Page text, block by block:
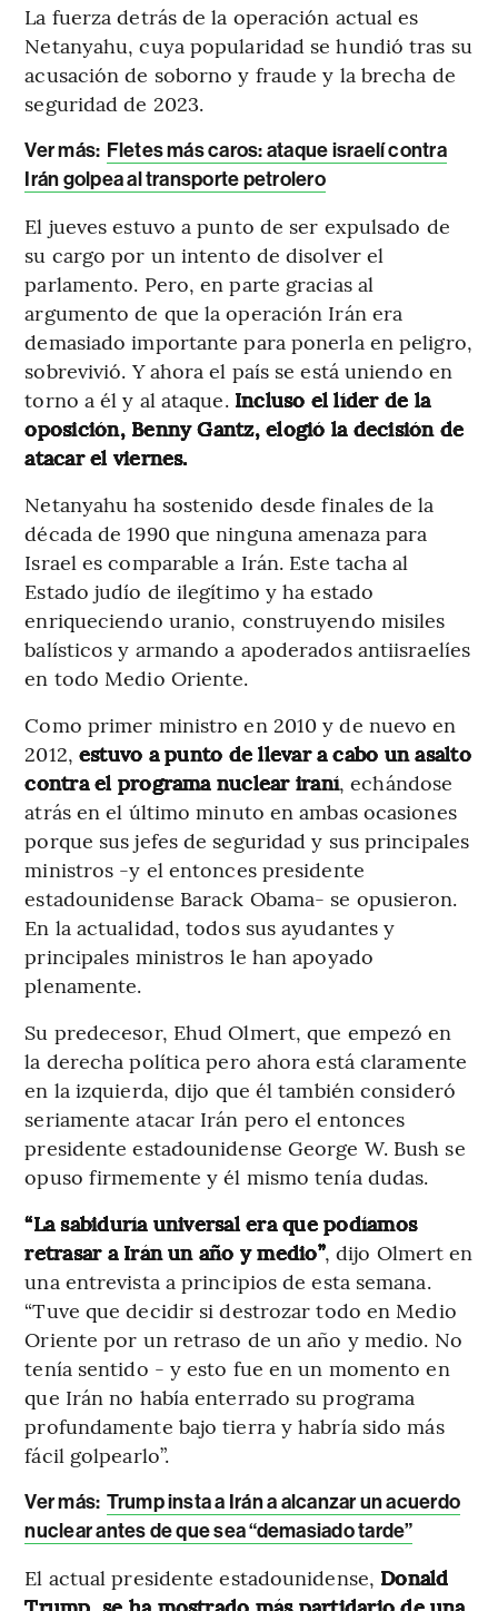
La fuerza detrás de la operación actual es
Netanyahu, cuya popularidad se hundió tras su
acusación de soborno y fraude y la brecha de
seguridad de 2023.
Ver más: Fletes más caros: ataque israelí contra
Irán golpea al transporte petrolero
El jueves estuvo a punto de ser expulsado de
su cargo por un intento de disolver el
parlamento. Pero, en parte gracias al
argumento de que la operación Irán era
demasiado importante para ponerla en peligro,
sobrevivió. Y ahora el país se está uniendo en
torno a él y al ataque. Incluso el líder de la
oposición, Benny Gantz, elogió la decisión de
atacar el viernes.
Netanyahu ha sostenido desde finales de la
década de 1990 que ninguna amenaza para
Israel es comparable a Irán. Este tacha al
Estado judío de ilegítimo y ha estado
enriqueciendo uranio, construyendo misiles
balísticos y armando a apoderados antiisraelíes
en todo Medio Oriente.
Como primer ministro en 2010 y de nuevo en
2012, estuvo a punto de llevar a cabo un asalto
contra el programa nuclear iraní, echándose
atrás en el último minuto en ambas ocasiones
porque sus jefes de seguridad y sus principales
ministros -y el entonces presidente
estadounidense Barack Obama- se opusieron.
En la actualidad, todos sus ayudantes y
principales ministros le han apoyado
plenamente.
Su predecesor, Ehud Olmert, que empezó en
la derecha política pero ahora está claramente
en la izquierda, dijo que él también consideró
seriamente atacar Irán pero el entonces
presidente estadounidense George W. Bush se
opuso firmemente y él mismo tenía dudas.
“La sabiduría universal era que podíamos
retrasar a Irán un año y medio”, dijo Olmert en
una entrevista a principios de esta semana.
“Tuve que decidir si destrozar todo en Medio
Oriente por un retraso de un año y medio. No
tenía sentido - y esto fue en un momento en
que Irán no había enterrado su programa
profundamente bajo tierra y habría sido más
fácil golpearlo”.
Ver más: Trump insta a Irán a alcanzar un acuerdo
nuclear antes de que sea “demasiado tarde”
El actual presidente estadounidense, Donald